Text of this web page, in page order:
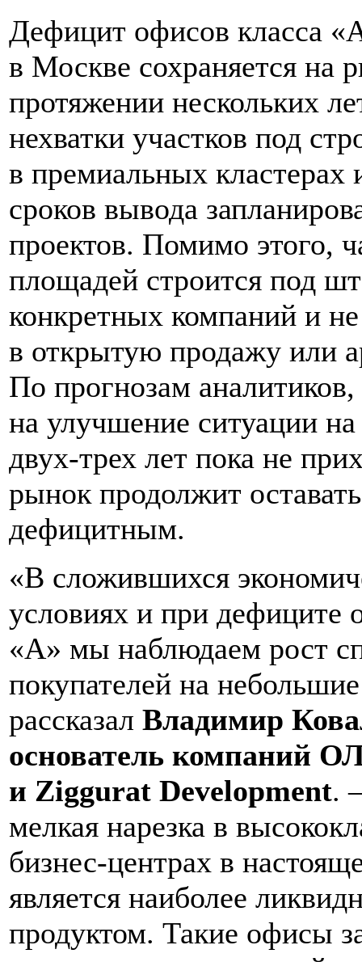
Дефицит офисов класса
в Москве сохраняется на
протяжении нескольких
нехватки участков под
в премиальных кластерах
сроков вывода
проектов. Помимо этого,
площадей строится под
конкретных компаний и
в открытую продажу или
По прогнозам аналитиков,
на улучшение ситуации на
двух-трех лет пока не
рынок продолжит
дефицитным.
«В сложившихся
условиях и при дефиците
«А» мы наблюдаем рост
покупателей на
рассказал Владимир
основатель
и Ziggurat Development.
мелкая нарезка в
бизнес-центрах в
является наиболее
продуктом. Такие офисы